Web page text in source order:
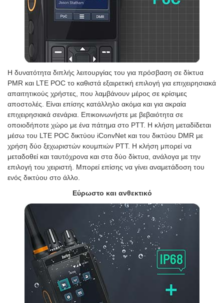
Η δυνατότητα διπλής λειτουργίας του για πρόσβαση σε δίκτυα
PMR και LTE POC το καθιστά εξαιρετική επιλογή για επιχειρησιακά
απαιτητικούς χρήστες, που λαμβάνουν μέρος σε κρίσιμες
αποστολές. Είναι επίσης κατάλληλο ακόμα και για ακραία
επιχειρησιακά σενάρια. Επικοινωνήστε με βεβαιότητα σε
οποιοδήποτε χώρο με ένα πάτημα στο PTT. Η κλήση μεταδίδεται
μέσω του LTE POC δικτύου iConvNet και του δικτύου DMR με
χρήση δύο ξεχωριστών κουμπιών PTT. Η κλήση μπορεί να
μεταδοθεί και ταυτόχρονα και στα δύο δίκτυα, ανάλογα με την
επιλογή του χειριστή. Μπορεί επίσης να γίνει αναμετάδοση του
ενός δικτύου στο άλλο.
Εύρωστο και ανθεκτικό